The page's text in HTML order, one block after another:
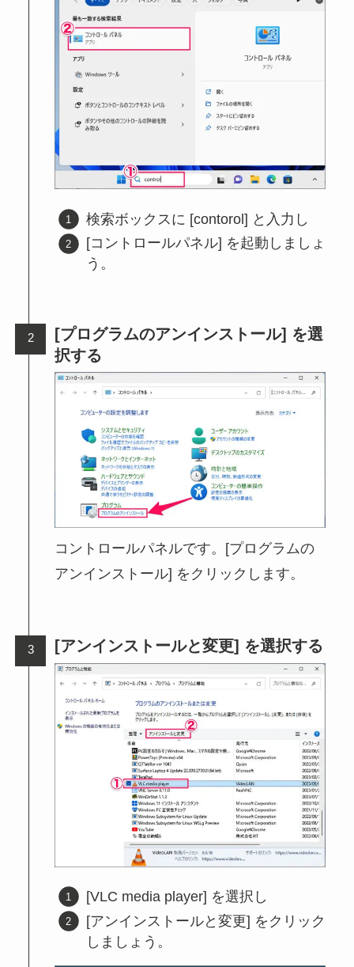
検索ボックスに [contorol] と入力し
[コントロールパネル] を起動しましょ
う。
[プログラムのアンインストール] を選
択する
コントロールパネルです。[プログラムの
アンインストール] をクリックします。
[アンインストールと変更] を選択する
[VLC media player] を選択し
[アンインストールと変更] をクリック
しましょう。